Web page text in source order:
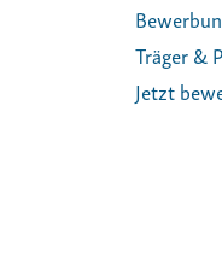
Träger &
Jetzt